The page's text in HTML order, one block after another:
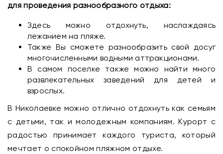
для проведения разнообразного отдыха:
Здесь можно отдохнуть, наслаждаясь
лежанием на пляже.
Также Вы сможете разнообразить свой досуг
многочисленными водными аттракционами.
В самом поселке также можно найти много
развлекательных заведений для детей и
взрослых.
В Николаевке можно отлично отдохнуть как семьям
с детьми, так и молодежным компаниям. Курорт с
радостью принимает каждого туриста, который
мечтает о спокойном пляжном отдыхе.